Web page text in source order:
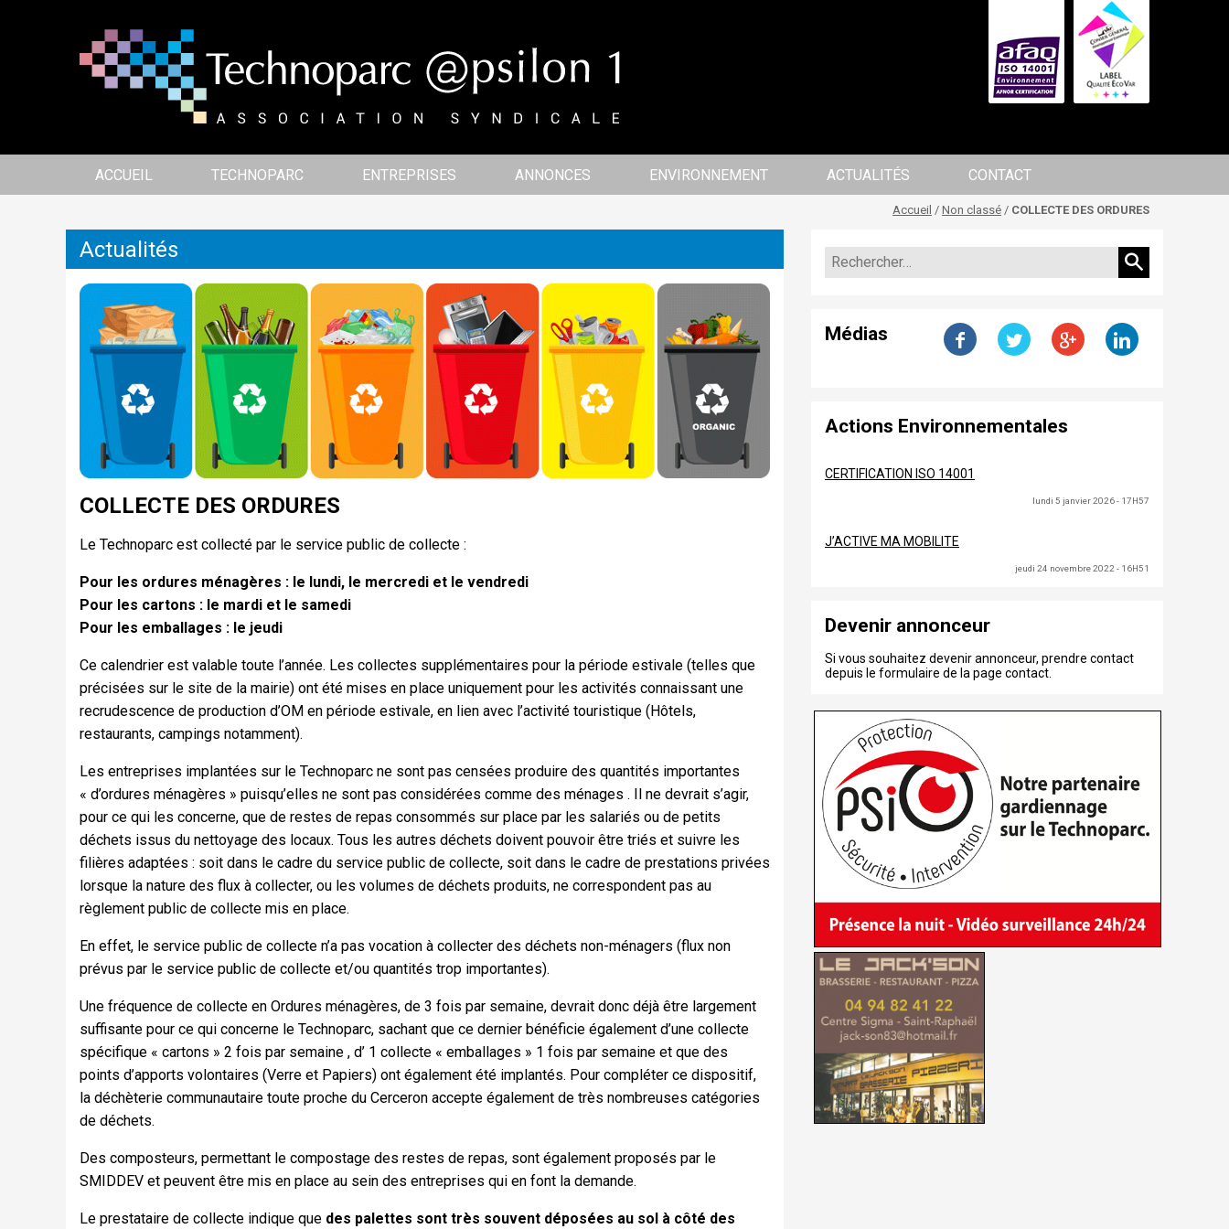
ACCUEIL TECHNOPARC ENTREPRISES ANNONCES ENVIRONNEMENT ACTUALITÉS CONTACT
Accueil / Non classé / COLLECTE DES ORDURES
Actualités
COLLECTE DES ORDURES
Le Technoparc est collecté par le service public de collecte :
Pour les ordures ménagères : le lundi, le mercredi et le vendredi
Pour les cartons : le mardi et le samedi
Pour les emballages : le jeudi
Ce calendrier est valable toute l’année. Les collectes supplémentaires pour la période estivale (telles que
précisées sur le site de la mairie) ont été mises en place uniquement pour les activités connaissant une
recrudescence de production d’OM en période estivale, en lien avec l’activité touristique (Hôtels,
restaurants, campings notamment).
Les entreprises implantées sur le Technoparc ne sont pas censées produire des quantités importantes
« d’ordures ménagères » puisqu’elles ne sont pas considérées comme des ménages . Il ne devrait s’agir,
pour ce qui les concerne, que de restes de repas consommés sur place par les salariés ou de petits
déchets issus du nettoyage des locaux. Tous les autres déchets doivent pouvoir être triés et suivre les
filières adaptées : soit dans le cadre du service public de collecte, soit dans le cadre de prestations privées
lorsque la nature des flux à collecter, ou les volumes de déchets produits, ne correspondent pas au
règlement public de collecte mis en place.
En effet, le service public de collecte n’a pas vocation à collecter des déchets non-ménagers (flux non
prévus par le service public de collecte et/ou quantités trop importantes).
Une fréquence de collecte en Ordures ménagères, de 3 fois par semaine, devrait donc déjà être largement
suffisante pour ce qui concerne le Technoparc, sachant que ce dernier bénéficie également d’une collecte
spécifique « cartons » 2 fois par semaine , d’ 1 collecte « emballages » 1 fois par semaine et que des
points d’apports volontaires (Verre et Papiers) ont également été implantés. Pour compléter ce dispositif,
la déchèterie communautaire toute proche du Cerceron accepte également de très nombreuses catégories
de déchets.
Des composteurs, permettant le compostage des restes de repas, sont également proposés par le
SMIDDEV et peuvent être mis en place au sein des entreprises qui en font la demande.
Le prestataire de collecte indique que des palettes sont très souvent déposées au sol à côté des
Médias
Actions Environnementales
CERTIFICATION ISO 14001
lundi 5 janvier 2026 - 17H57
J’ACTIVE MA MOBILITE
jeudi 24 novembre 2022 - 16H51
Devenir annonceur
Si vous souhaitez devenir annonceur, prendre contact
depuis le formulaire de la page contact.